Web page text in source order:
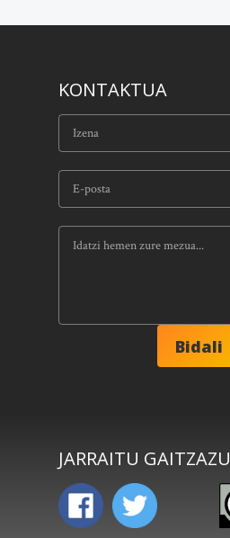
KONTAKTUA
JARRAITU GAITZAZU